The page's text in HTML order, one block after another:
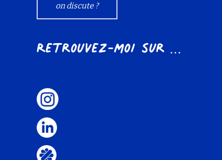
on discute ?
Retrouvez-moi sur ...